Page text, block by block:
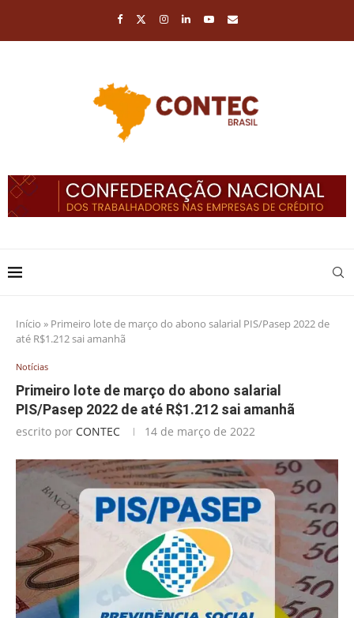
Início » Primeiro lote de março do abono salarial PIS/Pasep 2022 de
até R$1.212 sai amanhã
Notícias
Primeiro lote de março do abono salarial
PIS/Pasep 2022 de até R$1.212 sai amanhã
escrito por CONTEC 14 de março de 2022